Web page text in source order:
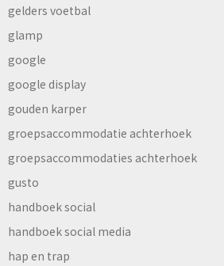
gelders voetbal
glamp
google
google display
gouden karper
groepsaccommodatie achterhoek
groepsaccommodaties achterhoek
gusto
handboek social
handboek social media
hap en trap